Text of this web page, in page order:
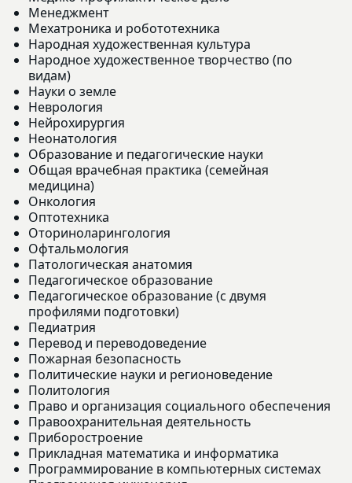
Менеджмент
Мехатроника и робототехника
Народная художественная культура
Народное художественное творчество (по
видам)
Науки о земле
Неврология
Нейрохирургия
Неонатология
Образование и педагогические науки
Общая врачебная практика (семейная
медицина)
Онкология
Оптотехника
Оториноларингология
Офтальмология
Патологическая анатомия
Педагогическое образование
Педагогическое образование (с двумя
профилями подготовки)
Педиатрия
Перевод и переводоведение
Пожарная безопасность
Политические науки и регионоведение
Политология
Право и организация социального обеспечения
Правоохранительная деятельность
Приборостроение
Прикладная математика и информатика
Программирование в компьютерных системах